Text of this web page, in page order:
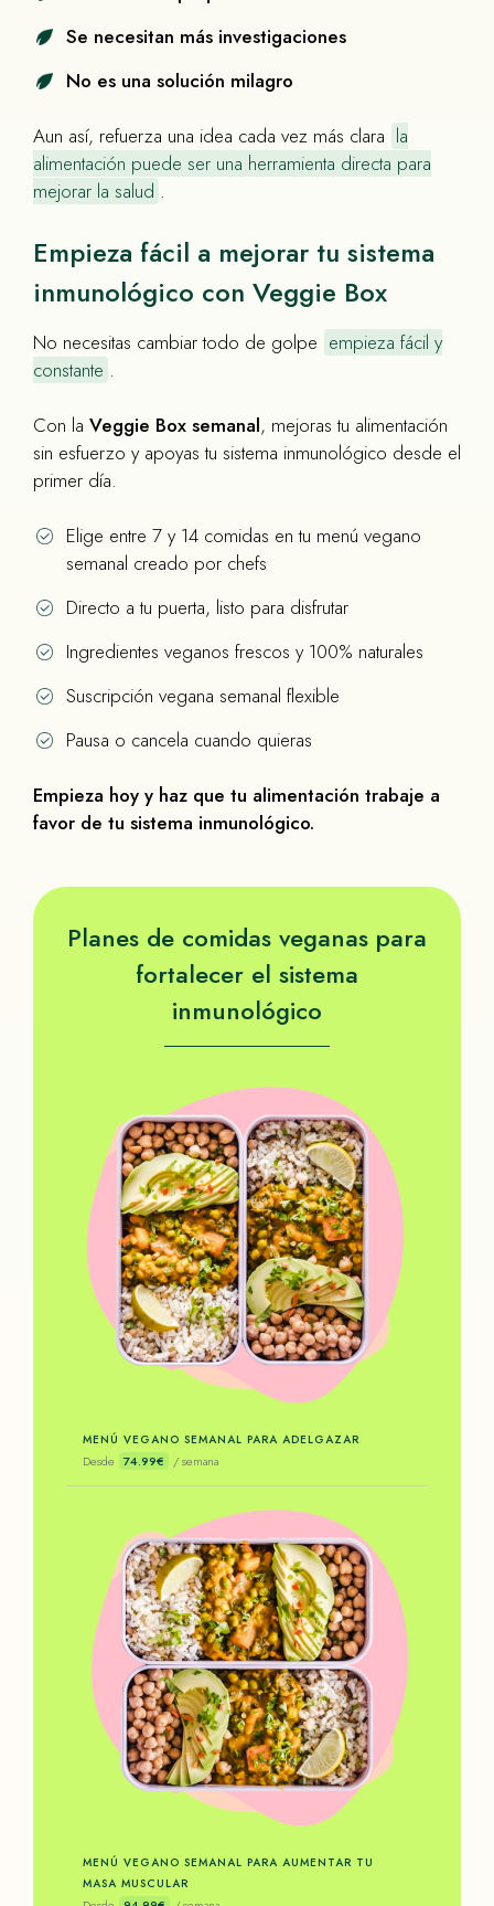
Se necesitan más investigaciones
No es una solución milagro
Aun así, refuerza una idea cada vez más clara la
alimentación puede ser una herramienta directa para
mejorar la salud .
Empieza fácil a mejorar tu sistema
inmunológico con Veggie Box
No necesitas cambiar todo de golpe empieza fácil y
constante .
Con la Veggie Box semanal, mejoras tu alimentación
sin esfuerzo y apoyas tu sistema inmunológico desde el
primer día.
Elige entre 7 y 14 comidas en tu menú vegano
semanal creado por chefs
Directo a tu puerta, listo para disfrutar
Ingredientes veganos frescos y 100% naturales
Suscripción vegana semanal flexible
Pausa o cancela cuando quieras
Empieza hoy y haz que tu alimentación trabaje a
favor de tu sistema inmunológico.
Planes de comidas veganas para
fortalecer el sistema
inmunológico
MENÚ VEGANO SEMANAL PARA ADELGAZAR
Desde 74.99€ / semana
MENÚ VEGANO SEMANAL PARA AUMENTAR TU
MASA MUSCULAR